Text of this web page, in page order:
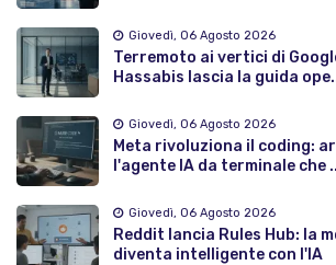
Giovedì, 06 Agosto 2026
Terremoto ai vertici di
Hassabis lascia la guida
Giovedì, 06 Agosto 2026
Meta rivoluziona il coding:
l'agente IA da terminale che ..
Giovedì, 06 Agosto 2026
Reddit lancia Rules Hub: la
diventa intelligente con l'IA